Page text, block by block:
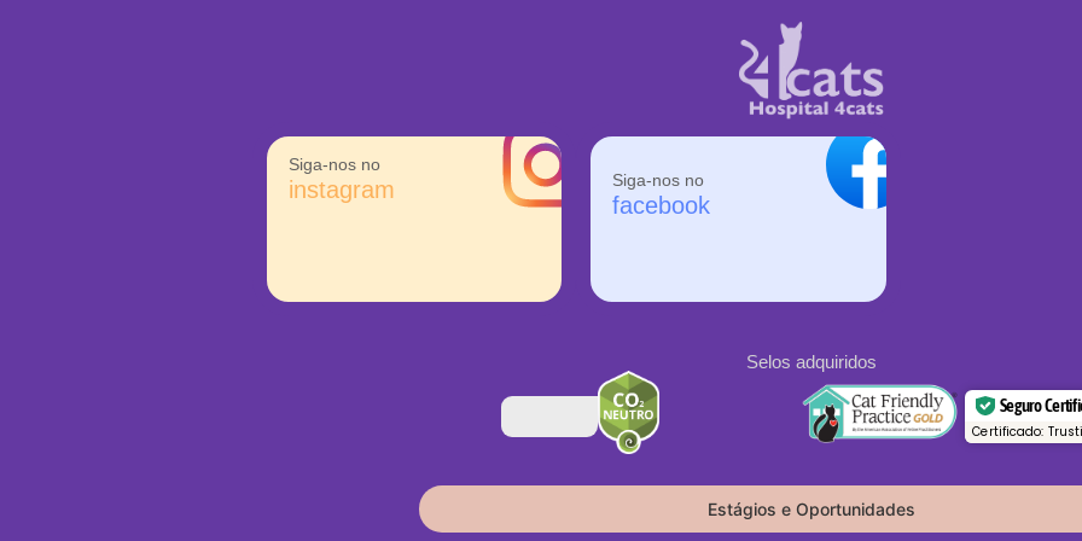
Siga-nos no
instagram Siga-nos no
facebook
Selos adquiridos
Seguro
Certificado:
Estágios e Oportunidades